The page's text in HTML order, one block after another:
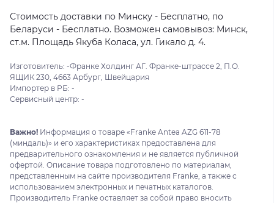
Стоимость доставки по Минску - Бесплатно, по
Беларуси - Бесплатно. Возможен самовывоз: Минск,
ст.м. Площадь Якуба Коласа, ул. Гикало д. 4.
Изготовитель: -Франке Холдинг АГ. Франке-штрассе 2, П.О.
ЯЩИК 230, 4663 Арбург, Швейцария
Импортер в РБ: -
Сервисный центр: -
Важно! Информация о товаре «Franke Antea AZG 611-78
(миндаль)» и его характеристиках предоставлена для
предварительного ознакомления и не является публичной
офертой. Описание товара подготовлено по материалам,
представленным на сайте производителя Franke, а также с
использованием электронных и печатных каталогов.
Производитель Franke оставляет за собой право вносить